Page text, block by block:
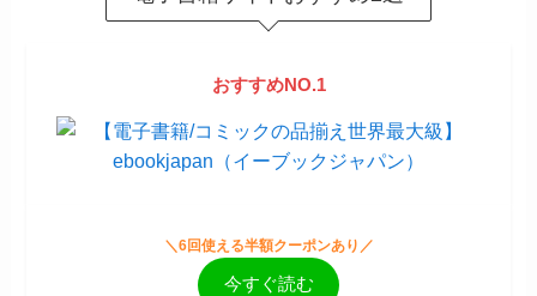
おすすめNO.1
＼6回使える半額クーポンあり／
今すぐ読む